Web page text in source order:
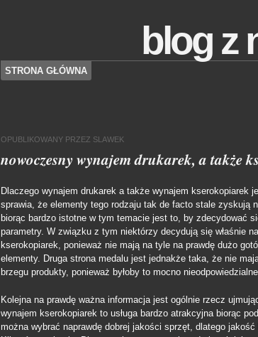
blog z
SKOCZ DO TREŚCI
STRONA GŁÓWNA
OPUBLIKOWANY PRZEZ SLAWEK
nowoczesny wynajem drukarek, a także
Dlaczego wynajem drukarek a także wynajem kserokopiarek
sprawia, że elementy tego rodzaju tak de facto stale zyskują
biorąc bardzo istotne w tym temacie jest to, by zdecydować
parametry. W związku z tym niektórzy decydują się właśnie
kserokopiarek, ponieważ nie mają na tyle na prawdę dużo
elementy. Druga strona medalu jest jednakże taka, że nie
brzegu produkty, ponieważ byłoby to mocno
Kolejna na prawdę ważna informacja jest ogólnie rzecz
wynajem kserokopiarek to usługa bardzo atrakcyjna biorąc
można wybrać naprawdę dobrej jakości sprzęt, dlatego